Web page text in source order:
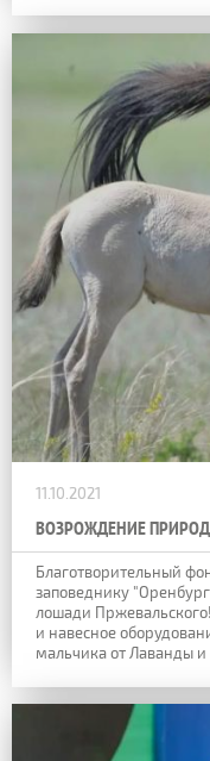
11.10.2021
ВОЗРОЖДЕНИЕ
Благотворительный
заповеднику
лошади
и навесное
мальчика от Лаванды и